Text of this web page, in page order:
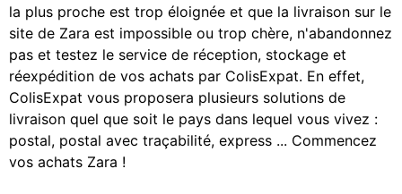
la plus proche est trop éloignée et que la livraison sur le
site de Zara est impossible ou trop chère, n'abandonnez
pas et testez le service de réception, stockage et
réexpédition de vos achats par ColisExpat. En effet,
ColisExpat vous proposera plusieurs solutions de
livraison quel que soit le pays dans lequel vous vivez :
postal, postal avec traçabilité, express ... Commencez
vos achats Zara !